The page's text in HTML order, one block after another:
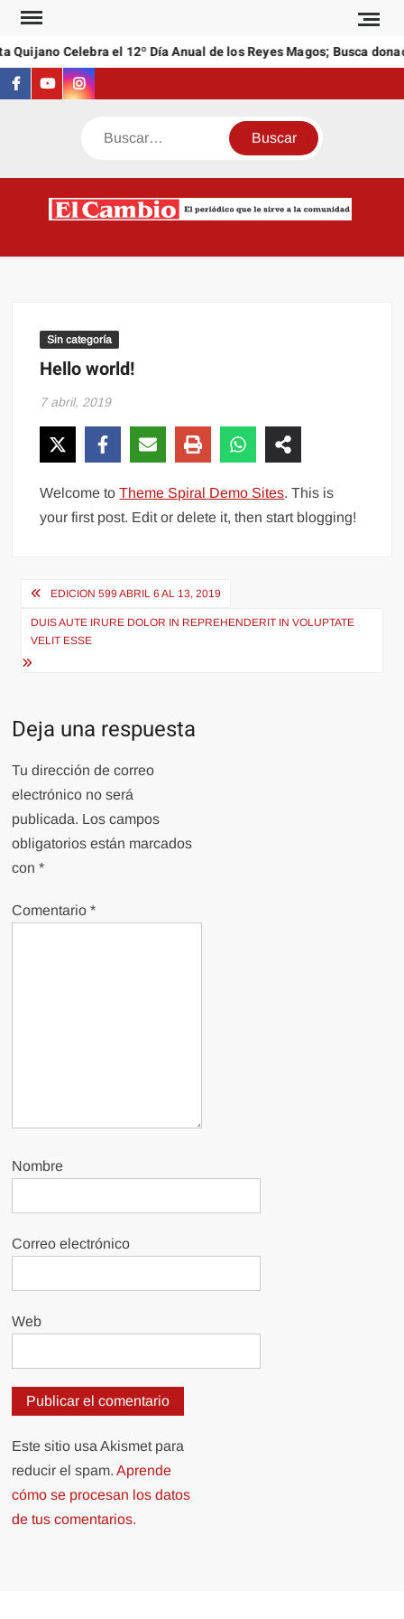
Saltar
contenido
Quijano Celebra el 12º Día Anual de los Reyes Magos; Busca
Facebook
YoutubeInstagram
Buscar
Sin categoría
Hello world!
7 abril, 2019
Welcome toTheme Spiral Demo Sites. This is
your first post. Edit or delete it, then start blogging!
Navegación
de
entradas
EDICION 599 ABRIL 6 AL 13, 2019
DUIS AUTE IRURE DOLOR IN REPREHENDERIT IN VOLUPTATE
VELIT ESSE
Deja una respuesta
Tu dirección de correo
electrónico no será
publicada. Los campos
obligatorios están marcados
con*
Comentario*
Nombre
Correo electrónico
Web
Este sitio usa Akismet para
reducir el spam.Aprende
cómo se procesan los datos
de tus comentarios.